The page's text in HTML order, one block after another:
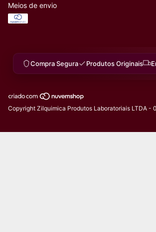
Meios de envio
Compra Segura Produtos Originais
Copyright Zilquimica Produtos Laboratoriais LTDA